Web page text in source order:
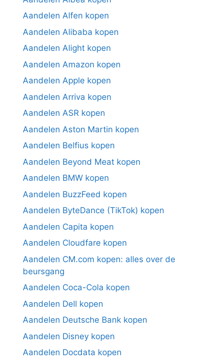
Aandelen Alfen kopen
Aandelen Alibaba kopen
Aandelen Alight kopen
Aandelen Amazon kopen
Aandelen Apple kopen
Aandelen Arriva kopen
Aandelen ASR kopen
Aandelen Aston Martin kopen
Aandelen Belfius kopen
Aandelen Beyond Meat kopen
Aandelen BMW kopen
Aandelen BuzzFeed kopen
Aandelen ByteDance (TikTok) kopen
Aandelen Capita kopen
Aandelen Cloudfare kopen
Aandelen CM.com kopen: alles over de
beursgang
Aandelen Coca-Cola kopen
Aandelen Dell kopen
Aandelen Deutsche Bank kopen
Aandelen Disney kopen
Aandelen Docdata kopen